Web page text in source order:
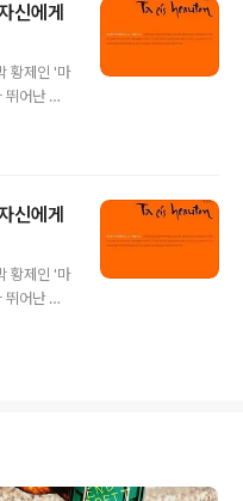
하는 메시
주 보고 있
온 일임을
있을 뿐이
. 새..
신에게
황제인 '마
뛰어난 군
상이 고
하는 메시
면 춥든
을 듣든,
치 말라.
닥친 일
신에게
황제인 '마
뛰어난 군
상이 고
로서의
를 기울
도 아니고